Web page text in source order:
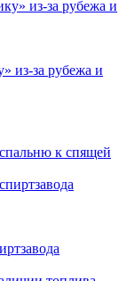
из-за рубежа и
к спящей